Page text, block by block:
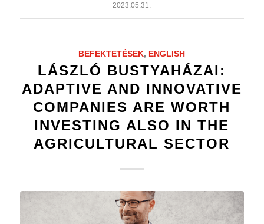
2023.05.31.
BEFEKTETÉSEK, ENGLISH
LÁSZLÓ BUSTYAHÁZAI:
ADAPTIVE AND INNOVATIVE
COMPANIES ARE WORTH
INVESTING ALSO IN THE
AGRICULTURAL SECTOR